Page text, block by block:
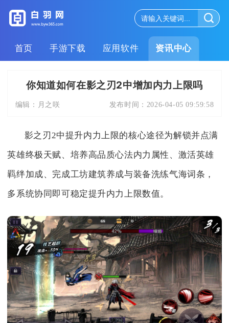
首页 手游下载 应用软件 资讯中心
你知道如何在影之刃2中增加内力上限吗
编辑： 月之咲 发布时间： 2026-04-05 09:59:58
影之刃2中提升内力上限的核心途径为解锁并点满
英雄终极天赋、培养高品质心法内力属性、激活英雄
羁绊加成、完成工坊建筑养成与装备洗练气海词条，
多系统协同即可稳定提升内力上限数值。